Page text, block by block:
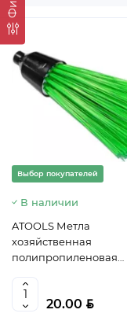
Выбор покупателей
В наличии
ATOOLS Метла
хозяйственная
полипропиленовая
черенка, AT4959,
5907078925875 (PL)
20.00 BYN